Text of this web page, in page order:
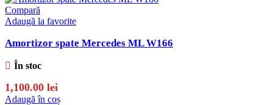
Compară
Adaugă la favorite
Amortizor spate Mercedes ML W166
În stoc
1,100.00 lei
Adaugă în coș